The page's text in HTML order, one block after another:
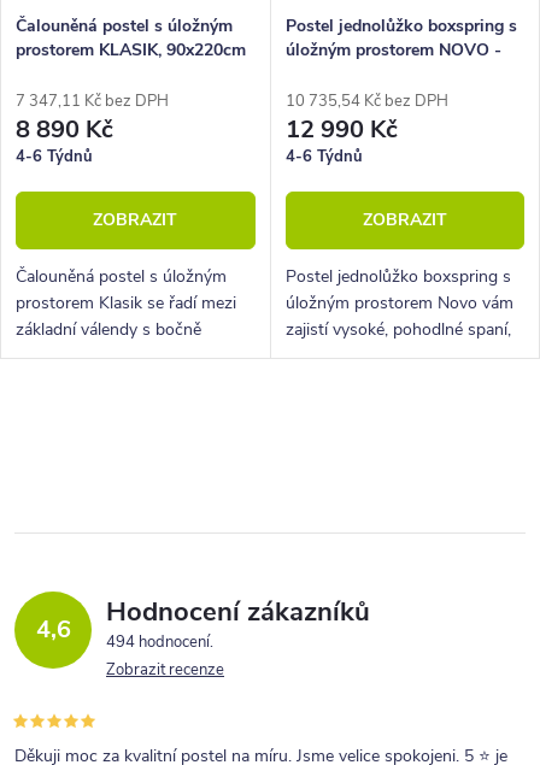
o
d
u
k
t
ů
r
o
d
u
k
t
ů
Čalouněná postel s úložným
prostorem KLASIK, 90x220cm
7 347,11 Kč bez DPH
8 890 Kč
4-6 Týdnů
ZOBRAZIT
Čalouněná postel s úložným
prostorem Klasik se řadí mezi
základní válendy s bočně
výklopným lamelovým roštem.
Postel jednolůžko boxspring s
úložným prostorem NOVO -
10 735,54 Kč bez DPH
12 990 Kč
4-6 Týdnů
ZOBRAZIT
Postel jednolůžko boxspring s
úložným prostorem Novo vám
zajistí vysoké, pohodlné spaní,
úložný prostor i krásný
á
a
c
p
4,6 Hodnocení zákazníků
494 hodnocení
Zobrazit recenze
Děkuji moc za kvalitní postel na míru. Jsme velice spokojeni. 5 ⭐ je